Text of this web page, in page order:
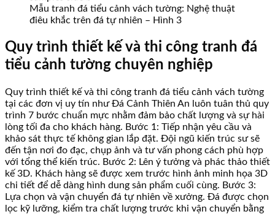
Mẫu tranh đá tiểu cảnh vách tường: Nghệ thuật
điêu khắc trên đá tự nhiên – Hình 3
Quy trình thiết kế và thi công tranh đá
tiểu cảnh tường chuyên nghiệp
Quy trình thiết kế và thi công tranh đá tiểu cảnh vách tường
tại các đơn vị uy tín như Đá Cảnh Thiên An luôn tuân thủ quy
trình 7 bước chuẩn mực nhằm đảm bảo chất lượng và sự hài
lòng tối đa cho khách hàng. Bước 1: Tiếp nhận yêu cầu và
khảo sát thực tế không gian lắp đặt. Đội ngũ kiến trúc sư sẽ
đến tận nơi đo đạc, chụp ảnh và tư vấn phong cách phù hợp
với tổng thể kiến trúc. Bước 2: Lên ý tưởng và phác thảo thiết
kế 3D. Khách hàng sẽ được xem trước hình ảnh minh họa 3D
chi tiết để dễ dàng hình dung sản phẩm cuối cùng. Bước 3:
Lựa chọn và vận chuyển đá tự nhiên về xưởng. Đá được chọn
lọc kỹ lưỡng, kiểm tra chất lượng trước khi vận chuyển bằng